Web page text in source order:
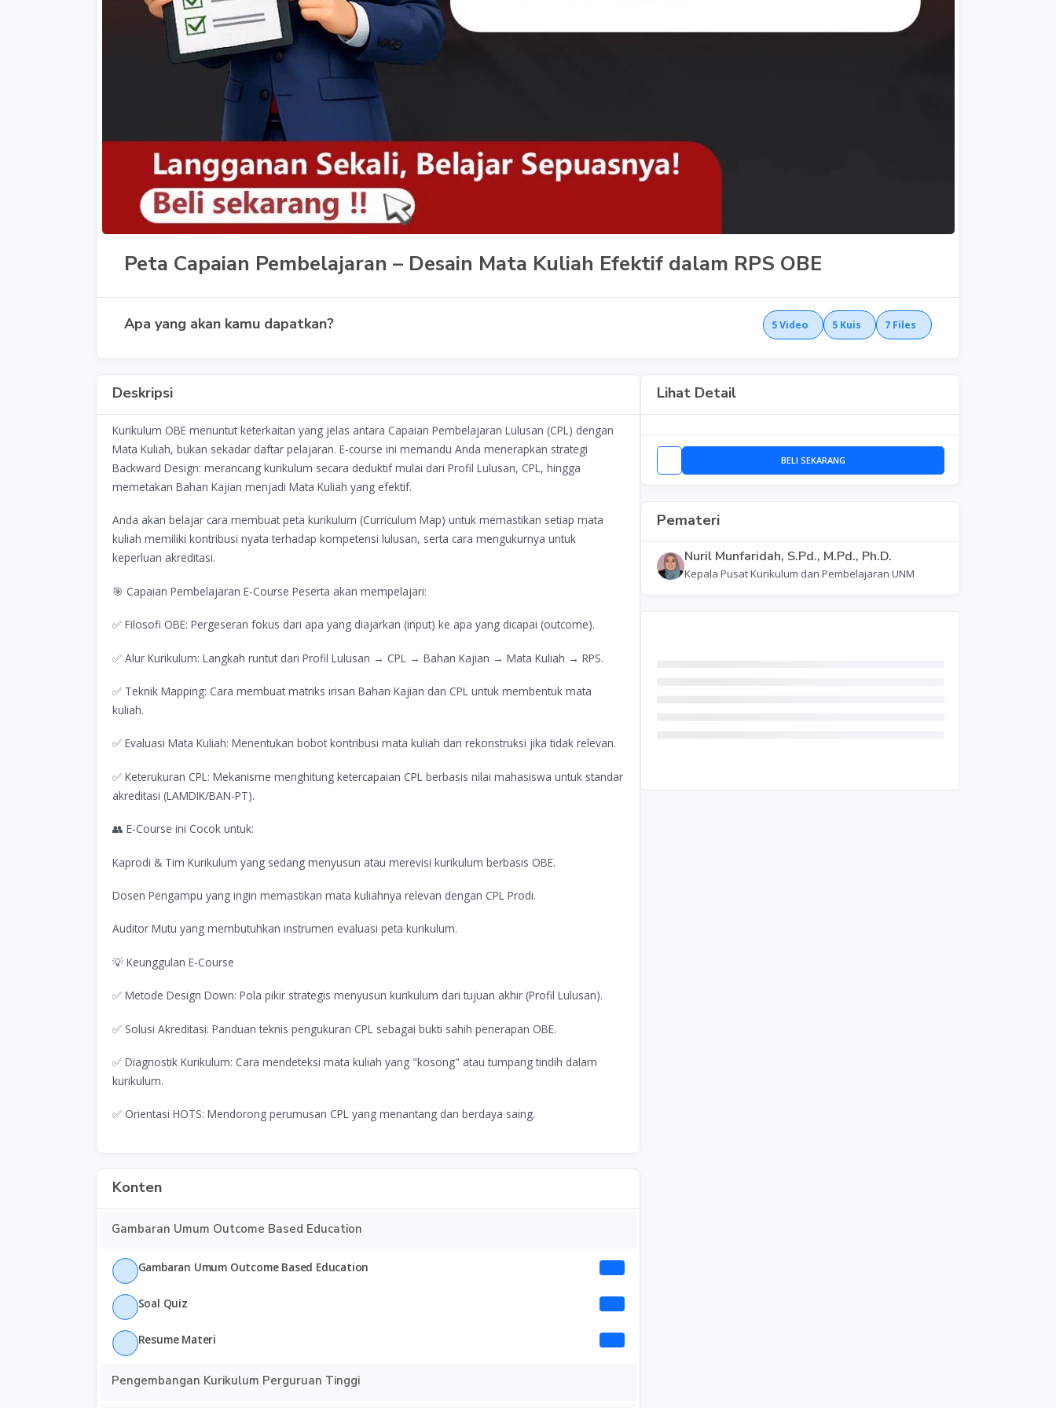
Peta Capaian Pembelajaran – Desain Mata Kuliah Efektif dalam RPS OBE
Apa yang akan kamu dapatkan? 5Video 5 Kuis 7 Files
Deskripsi
Kurikulum OBE menuntut keterkaitan yang jelas antara Capaian Pembelajaran Lulusan (CPL) dengan
Mata Kuliah, bukan sekadar daftar pelajaran. E-course ini memandu Anda menerapkan strategi
Backward Design: merancang kurikulum secara deduktif mulai dari Profil Lulusan, CPL, hingga
memetakan Bahan Kajian menjadi Mata Kuliah yang efektif.
Anda akan belajar cara membuat peta kurikulum (Curriculum Map) untuk memastikan setiap mata
kuliah memiliki kontribusi nyata terhadap kompetensi lulusan, serta cara mengukurnya untuk
keperluan akreditasi.
🎯 Capaian Pembelajaran E-Course Peserta akan mempelajari:
✅ Filosofi OBE: Pergeseran fokus dari apa yang diajarkan (input) ke apa yang dicapai (outcome).
✅ Alur Kurikulum: Langkah runtut dari Profil Lulusan → CPL → Bahan Kajian → Mata Kuliah → RPS.
✅ Teknik Mapping: Cara membuat matriks irisan Bahan Kajian dan CPL untuk membentuk mata
kuliah.
✅ Evaluasi Mata Kuliah: Menentukan bobot kontribusi mata kuliah dan rekonstruksi jika tidak relevan.
✅ Keterukuran CPL: Mekanisme menghitung ketercapaian CPL berbasis nilai mahasiswa untuk standar
akreditasi (LAMDIK/BAN-PT).
👥 E-Course ini Cocok untuk:
Kaprodi & Tim Kurikulum yang sedang menyusun atau merevisi kurikulum berbasis OBE.
Dosen Pengampu yang ingin memastikan mata kuliahnya relevan dengan CPL Prodi.
Auditor Mutu yang membutuhkan instrumen evaluasi peta kurikulum.
💡 Keunggulan E-Course
✅ Metode Design Down: Pola pikir strategis menyusun kurikulum dari tujuan akhir (Profil Lulusan).
✅ Solusi Akreditasi: Panduan teknis pengukuran CPL sebagai bukti sahih penerapan OBE.
✅ Diagnostik Kurikulum: Cara mendeteksi mata kuliah yang "kosong" atau tumpang tindih dalam
kurikulum.
✅ Orientasi HOTS: Mendorong perumusan CPL yang menantang dan berdaya saing.
Konten
Gambaran Umum Outcome Based Education
Gambaran Umum Outcome Based Education
Soal Quiz
Resume Materi
Pengembangan Kurikulum Perguruan Tinggi
Lihat Detail
BELI SEKARANG
Pemateri
Nuril Munfaridah, S.Pd., M.Pd., Ph.D.
Kepala Pusat Kurikulum dan Pembelajaran UNM